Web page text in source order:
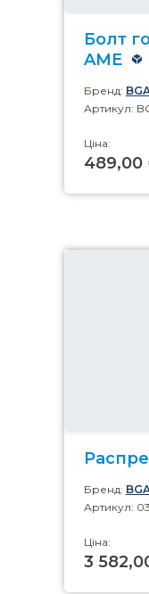
Болт
AME
Бренд:
Артикул:
Ціна:
489,00
Бренд:
Артикул:
Ціна:
3